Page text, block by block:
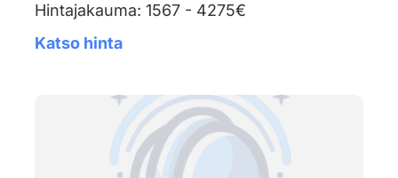
Hintajakauma: 1567 - 4275€
Katso hinta